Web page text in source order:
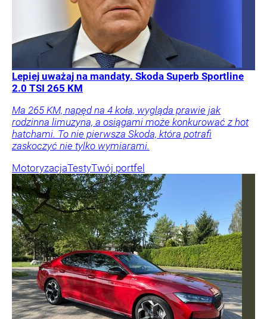
Lepiej uważaj na mandaty. Skoda Superb Sportline
2.0 TSI 265 KM
Ma 265 KM, napęd na 4 koła, wygląda prawie jak
rodzinna limuzyna, a osiągami może konkurować z hot
hatchami. To nie pierwsza Skoda, która potrafi
zaskoczyć nie tylko wymiarami.
MotoryzacjaTestyTwój portfel